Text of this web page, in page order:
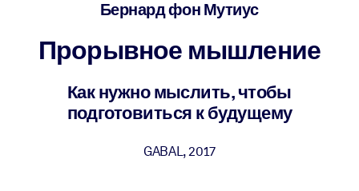
ПО СИСТЕМАМ
Интегрируйте краткие проверенные знания в вашу LMS/LXP для
лучших результатов обучения.
Для корпоративных библиотек
Бернард фон Мутиус
Прорывное мышление
Как нужно мыслить, чтобы
подготовиться к будущему
GABAL,2017